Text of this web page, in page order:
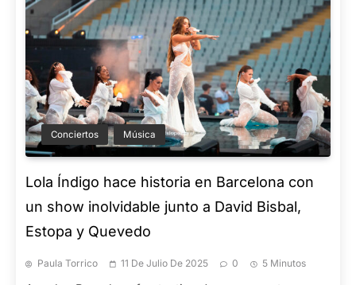
Conciertos Música
Lola Índigo hace historia en Barcelona con
un show inolvidable junto a David Bisbal,
Estopa y Quevedo
Paula Torrico 11 De Julio De 2025 0 5 Minutos